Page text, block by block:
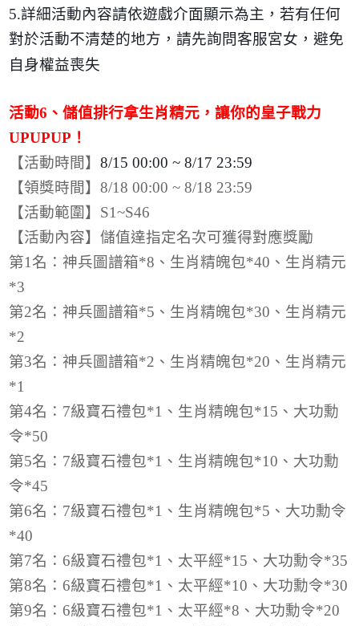
5.詳細活動內容請依遊戲介面顯示為主，若有任何
對於活動不清楚的地方，請先詢問客服宮女，避免
自身權益喪失
活動6 、儲值排行拿生肖精元，讓你的皇子戰力
UPUPUP ！
【活動時間】8/15 00:00 ~ 8/17 23:59
【領獎時間】8/18 00:00 ~ 8/18 23:59
【活動範圍】 S1~S46
【活動內容】儲值達指定名次可獲得對應獎勵
第1名：神兵圖譜箱*8 、生肖精魄包*40 、生肖精元
*3
第2名：神兵圖譜箱*5 、生肖精魄包*30 、生肖精元
*2
第3名：神兵圖譜箱*2 、生肖精魄包*20 、生肖精元
*1
第4名： 7級寶石禮包*1 、生肖精魄包*15 、大功勳
令*50
第5名： 7級寶石禮包*1 、生肖精魄包*10 、大功勳
令*45
第6名： 7級寶石禮包*1 、生肖精魄包*5 、大功勳令
*40
第7名：6級寶石禮包*1 、太平經*15 、大功勳令*35
第8名：6級寶石禮包*1 、太平經*10 、大功勳令*30
第9名：6級寶石禮包*1 、太平經*8 、大功勳令*20